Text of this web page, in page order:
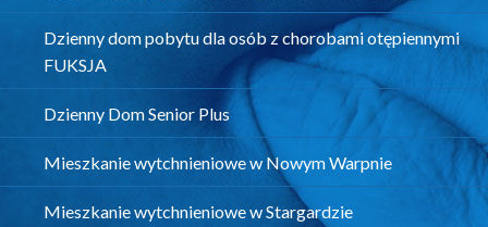
Dzienny dom pobytu dla osób z chorobami otępiennymi
FUKSJA
Dzienny Dom Senior Plus
Mieszkanie wytchnieniowe w Nowym Warpnie
Mieszkanie wytchnieniowe w Stargardzie